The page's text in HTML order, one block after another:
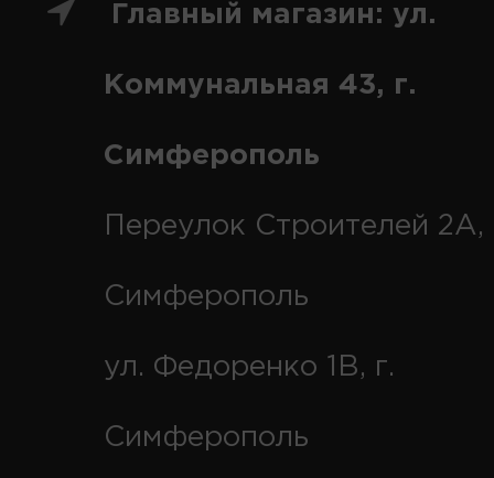
Главный магазин: ул.
Коммунальная 43, г.
Симферополь
Переулок Строителей 2А,
Симферополь
ул. Федоренко 1В, г.
Симферополь